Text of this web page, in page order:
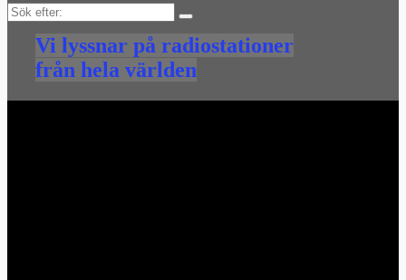
Sök
efter:
Vi lyssnar på radiostationer
från hela världen